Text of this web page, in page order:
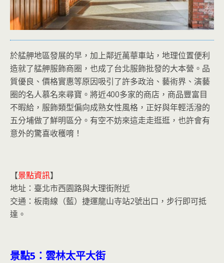
於艋舺地區發展的早，加上鄰近萬華車站，地理位置便利
造就了艋舺服飾商圈，也成了台北服飾批發的大本營。品
質優良、價格實惠等原因吸引了許多政治、藝術界、演藝
圈的名人慕名來尋寶。將近400多家的商店，商品豐富目
不暇給，服飾類型偏向成熟女性風格，正好與年輕活潑的
五分埔做了鮮明區分。有空不妨來這走走逛逛，也許會有
意外的驚喜收穫唷！
【景點資訊】
地址：臺北市西園路與大理街附近
交通：板南線（藍）捷運龍山寺站2號出口，步行即可抵
達。
景點5 ：雲林太平大街